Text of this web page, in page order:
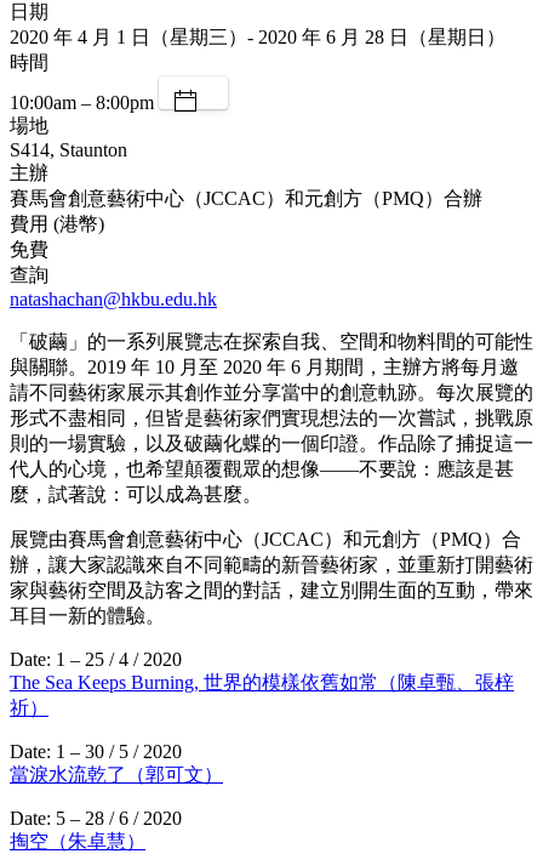
日期
2020 年 4 月 1 日（星期三）- 2020 年 6 月 28 日（星期日）
時間
10:00am – 8:00pm
場地
S414, Staunton
主辦
賽馬會創意藝術中心（JCCAC）和元創方（PMQ）合辦
費用 (港幣)
免費
查詢
natashachan@hkbu.edu.hk
「破繭」的一系列展覽志在探索自我、空間和物料間的可能性
與關聯。2019 年 10 月至 2020 年 6 月期間，主辦方將每月邀
請不同藝術家展示其創作並分享當中的創意軌跡。每次展覽的
形式不盡相同，但皆是藝術家們實現想法的一次嘗試，挑戰原
則的一場實驗，以及破繭化蝶的一個印證。作品除了捕捉這一
代人的心境，也希望顛覆觀眾的想像——不要說：應該是甚
麼，試著說：可以成為甚麼。
展覽由賽馬會創意藝術中心（JCCAC）和元創方（PMQ）合
辦，讓大家認識來自不同範疇的新晉藝術家，並重新打開藝術
家與藝術空間及訪客之間的對話，建立別開生面的互動，帶來
耳目一新的體驗。
Date: 1 – 25 / 4 / 2020
The Sea Keeps Burning, 世界的模樣依舊如常（陳卓甄、張梓
祈）
Date: 1 – 30 / 5 / 2020
當淚水流乾了（郭可文）
Date: 5 – 28 / 6 / 2020
掏空（朱卓慧）